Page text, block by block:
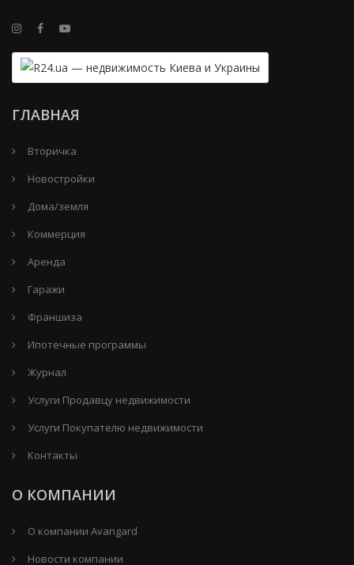
ГЛАВНАЯ
Вторичка
Новостройки
Дома/земля
Коммерция
Аренда
Гаражи
Франшиза
Ипотечные программы
Журнал
Услуги Продавцу недвижимости
Услуги Покупателю недвижимости
Контакты
О КОМПАНИИ
О компании Avangard
Новости компании